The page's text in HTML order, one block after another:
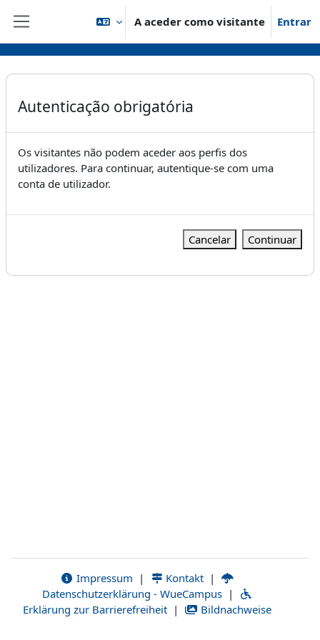
Ir para o conteúdo principal
A aceder como visitante Entrar
Autenticação obrigatória
Os visitantes não podem aceder aos perfis dos
utilizadores. Para continuar, autentique-se com uma
conta de utilizador.
Cancelar Continuar
Impressum | Kontakt |
Datenschutzerklärung - WueCampus |
Erklärung zur Barrierefreiheit | Bildnachweise